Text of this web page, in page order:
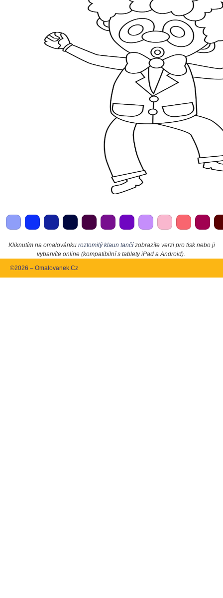
Kliknutím na omalovánku roztomilý klaun tančízobrazíte verzi pro tisk nebo ji
vybarvíte online (kompatibilní s tablety iPad a Android).
©2026 – Omalovanek.Cz